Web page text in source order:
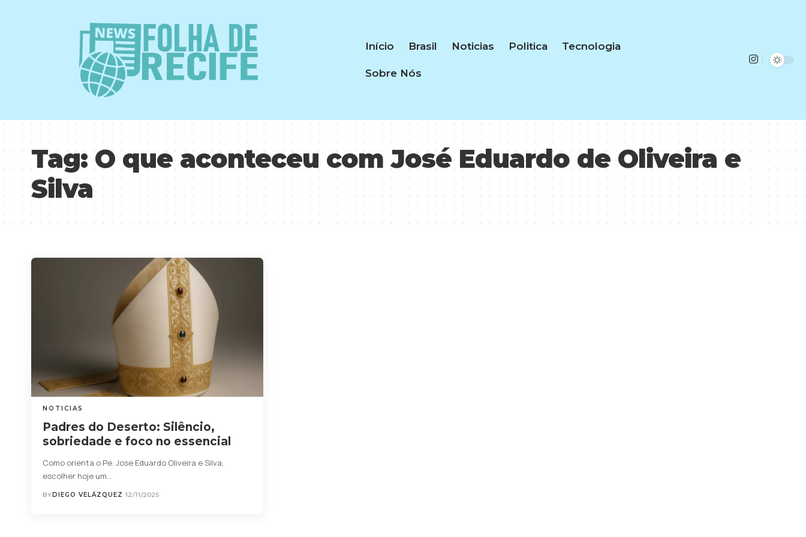
Início Brasil Noticias Politica Tecnologia
Sobre Nós
Tag:O que aconteceu com José Eduardo de Oliveira e
Silva
NOTICIAS
Padres do Deserto: Silêncio,
sobriedade e foco no essencial
Como orienta o Pe. Jose Eduardo Oliveira e Silva,
escolher hoje um…
BYDIEGO VELÁZQUEZ 12/11/2025